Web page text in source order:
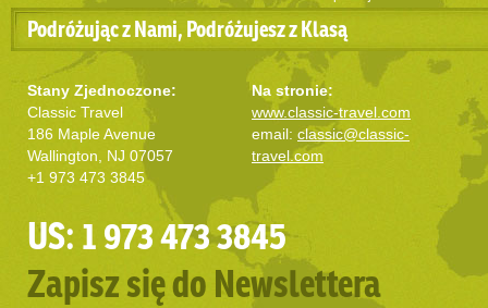
Podróżując z Nami, Podróżujesz z Klasą
Stany Zjednoczone:
Classic Travel
186 Maple Avenue
Wallington, NJ 07057
+1 973 473 3845
Na stronie:
www.classic-travel.com
email: classic@classic-
travel.com
US: 1 973 473 3845
Zapisz się do Newslettera